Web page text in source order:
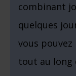
combinant
quelques
vous
tout au long